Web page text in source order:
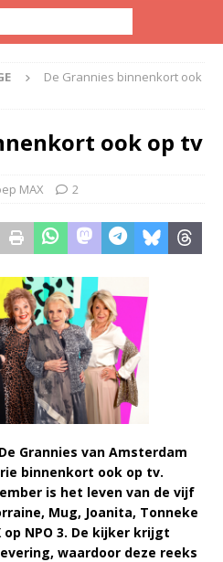
De Grannies binnenkort ook
ook op tv
MAX 2
Grannies van Amsterdam
binnenkort ook op tv.
is het leven van de vijf
Mug, Joanita, Tonneke
NPO 3. De kijker krijgt
waardoor deze reeks